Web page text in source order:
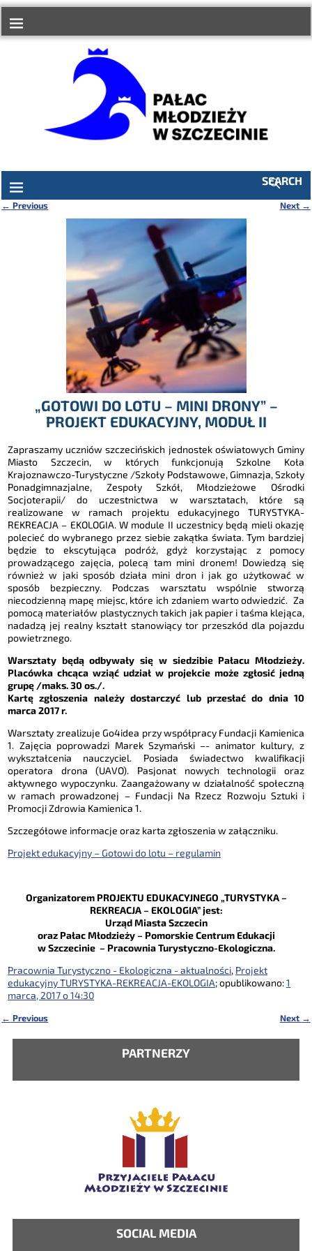
treści
SEARCH
Nawigacja
← Previous Next →
„GOTOWI DO LOTU – MINI DRONY” –
PROJEKT EDUKACYJNY, MODUŁ II
Zapraszamy uczniów szczecińskich jednostek oświatowych Gminy
Miasto Szczecin, w których funkcjonują Szkolne Koła
Krajoznawczo-Turystyczne /Szkoły Podstawowe, Gimnazja, Szkoły
Ponadgimnazjalne, Zespoły Szkół, Młodzieżowe Ośrodki
Socjoterapii/ do uczestnictwa w warsztatach, które są
realizowane w ramach projektu edukacyjnego TURYSTYKA-
REKREACJA – EKOLOGIA. W module II uczestnicy będą mieli okazję
polecieć do wybranego przez siebie zakątka świata. Tym bardziej
będzie to ekscytująca podróż, gdyż korzystając z pomocy
prowadzącego zajęcia, polecą tam mini dronem! Dowiedzą się
również w jaki sposób działa mini dron i jak go użytkować w
sposób bezpieczny. Podczas warsztatu wspólnie stworzą
niecodzienną mapę miejsc, które ich zdaniem warto odwiedzić. Za
pomocą materiałów plastycznych takich jak papier i taśma klejąca,
nadadzą jej realny kształt stanowiący tor przeszkód dla pojazdu
powietrznego.
Warsztaty będą odbywały się w siedzibie Pałacu Młodzieży.
Placówka chcąca wziąć udział w projekcie może zgłosić jedną
grupę /maks. 30 os./.
Kartę zgłoszenia należy dostarczyć lub przesłać do dnia 10
marca 2017 r.
Warsztaty zrealizuje Go4idea przy współpracy Fundacji Kamienica
1. Zajęcia poprowadzi Marek Szymański –- animator kultury, z
wykształcenia nauczyciel. Posiada świadectwo kwalifikacji
operatora drona (UAVO). Pasjonat nowych technologii oraz
aktywnego wypoczynku. Zaangażowany w działalność społeczną
w ramach prowadzonej – Fundacji Na Rzecz Rozwoju Sztuki i
Promocji Zdrowia Kamienica 1.
Szczegółowe informacje oraz karta zgłoszenia w załączniku.
Projekt edukacyjny – Gotowi do lotu – regulamin
Organizatorem PROJEKTU EDUKACYJNEGO „TURYSTYKA –
REKREACJA – EKOLOGIA” jest:
Urząd Miasta Szczecin
oraz Pałac Młodzieży – Pomorskie Centrum Edukacji
w Szczecinie – Pracownia Turystyczno-Ekologiczna.
Pracownia Turystyczno - Ekologiczna - aktualności, Projekt
edukacyjny TURYSTYKA-REKREACJA-EKOLOGIA; opublikowano:1
marca, 2017 o 14:30
← Previous Next →
PARTNERZY
SOCIAL MEDIA